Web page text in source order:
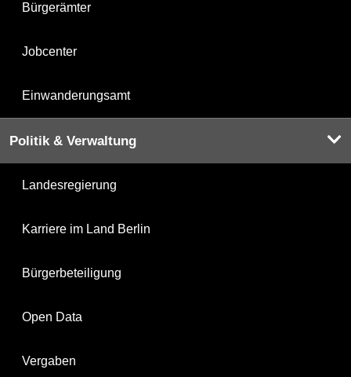
Bürgerämter
Jobcenter
Einwanderungsamt
Politik & Verwaltung
Landesregierung
Karriere im Land Berlin
Bürgerbeteiligung
Open Data
Vergaben